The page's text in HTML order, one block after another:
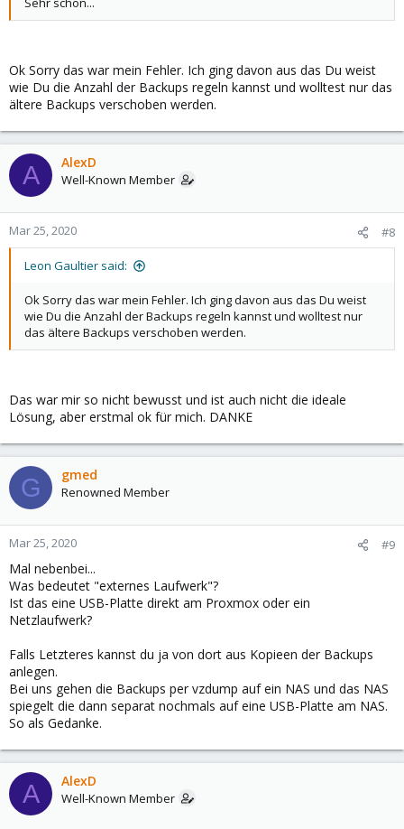
Ok Sorry das war mein Fehler. Ich ging davon aus das Du weist
wie Du die Anzahl der Backups regeln kannst und wolltest nur das
ältere Backups verschoben werden.
A AlexD
Well-Known Member
Mar 25, 2020 #8
Leon Gaultier said:
Ok Sorry das war mein Fehler. Ich ging davon aus das Du weist
wie Du die Anzahl der Backups regeln kannst und wolltest nur
das ältere Backups verschoben werden.
Das war mir so nicht bewusst und ist auch nicht die ideale
Lösung, aber erstmal ok für mich. DANKE
G gmed
Renowned Member
Mar 25, 2020 #9
Mal nebenbei...
Was bedeutet "externes Laufwerk"?
Ist das eine USB-Platte direkt am Proxmox oder ein
Netzlaufwerk?
Falls Letzteres kannst du ja von dort aus Kopieen der Backups
anlegen.
Bei uns gehen die Backups per vzdump auf ein NAS und das NAS
spiegelt die dann separat nochmals auf eine USB-Platte am NAS.
So als Gedanke.
A AlexD
Well-Known Member